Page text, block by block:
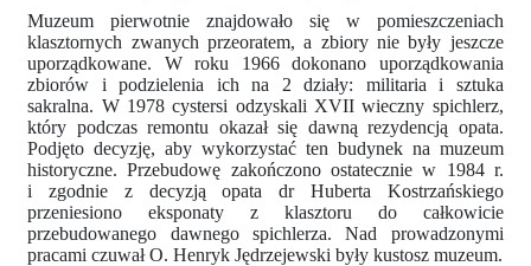
Muzeum pierwotnie znajdowało się w pomieszczeniach
klasztornych zwanych przeoratem, a zbiory nie były jeszcze
uporządkowane. W roku 1966 dokonano uporządkowania
zbiorów i podzielenia ich na 2 działy: militaria i sztuka
sakralna. W 1978 cystersi odzyskali XVII wieczny spichlerz,
który podczas remontu okazał się dawną rezydencją opata.
Podjęto decyzję, aby wykorzystać ten budynek na muzeum
historyczne. Przebudowę zakończono ostatecznie w 1984 r.
i zgodnie z decyzją opata dr Huberta Kostrzańskiego
przeniesiono eksponaty z klasztoru do całkowicie
przebudowanego dawnego spichlerza. Nad prowadzonymi
pracami czuwał O. Henryk Jędrzejewski były kustosz muzeum.